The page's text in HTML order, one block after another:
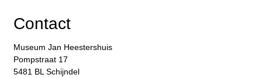
Contact
Museum Jan Heestershuis
Pompstraat 17
5481 BL Schijndel